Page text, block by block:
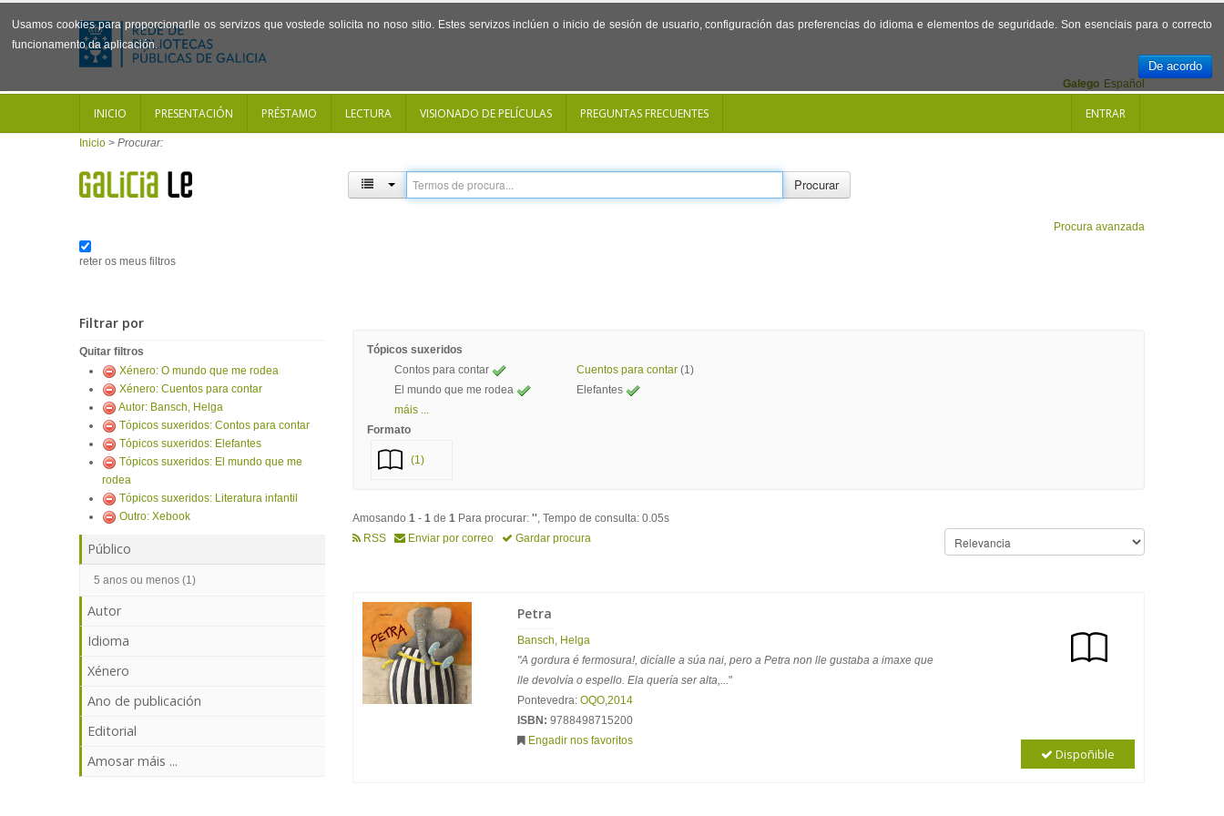
Usamos cookies para proporcionarlle os servizos que vostede solicita no noso sitio. Estes servizos inclúen o inicio de sesión de usuario, configuración das preferencias do idioma e elementos de seguridade. Son esenciais para o correcto
funcionamento da aplicación.
De acordo
Español
Galego
INICIO PRESENTACIÓN PRÉSTAMO LECTURA VISIONADO DE PELÍCULAS PREGUNTAS FRECUENTES ENTRAR
Inicio > Procurar:
Procurar
Procura avanzada
reter os meus filtros
Filtrar por
Quitar filtros
Xénero: O mundo que me rodea
Xénero: Cuentos para contar
Autor: Bansch, Helga
Tópicos suxeridos: Contos para contar
Tópicos suxeridos: Elefantes
Tópicos suxeridos: El mundo que me
rodea
Tópicos suxeridos: Literatura infantil
Outro: Xebook
Público
5 anos ou menos (1)
Autor
Idioma
Xénero
Ano de publicación
Editorial
Amosar máis ...
Tópicos suxeridos
Contos para contar
Cuentos para contar (1)
El mundo que me rodea
Elefantes
máis ...
Formato
(1)
Amosando 1 - 1 de 1 Para procurar: '', Tempo de consulta: 0.05s
RSS
Enviar por correo Gardar procura
Petra
Bansch, Helga
"A gordura é fermosura!, dicíalle a súa nai, pero a Petra non lle gustaba a imaxe que
lle devolvía o espello. Ela quería ser alta,..."
Pontevedra: OQO,2014
ISBN: 9788498715200
Engadir nos favoritos
Dispoñible